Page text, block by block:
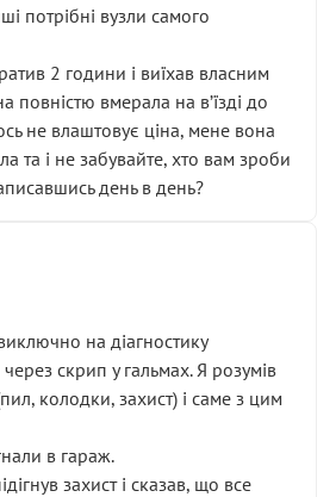
потрібні вузли самого
2 години і виїхав власним
вмерала на вʼїзді до
не влаштовує ціна, мене вона
та і не забувайте, хто вам зроби
день в день?
на діагностику
через скрип у гальмах. Я розумів
колодки, захист) і саме з цим
в гараж.
захист і сказав, що все